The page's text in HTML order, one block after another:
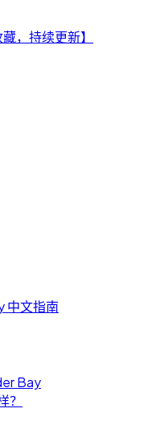
，持续更新】
中文指南
Bay
？